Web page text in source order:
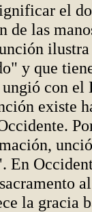
el
de las
y que
con el
existe
En
la gracia